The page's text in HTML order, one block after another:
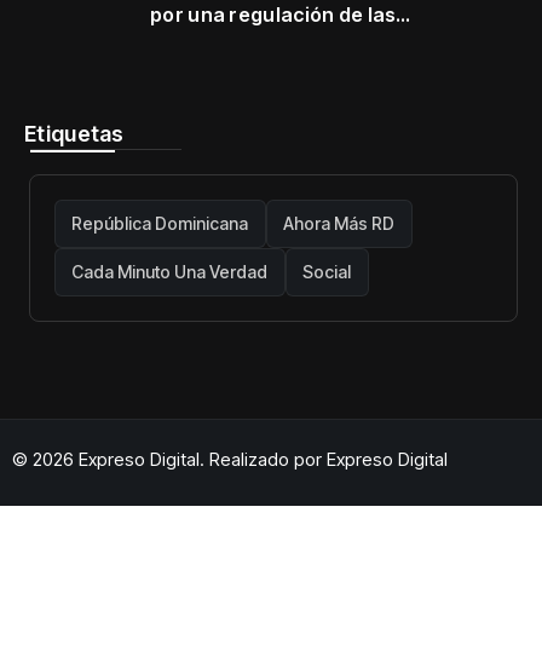
por una regulación de las
Etiquetas
República Dominicana Ahora Más RD
Cada Minuto Una Verdad Social
© 2026 Expreso Digital. Realizado por Expreso Digital